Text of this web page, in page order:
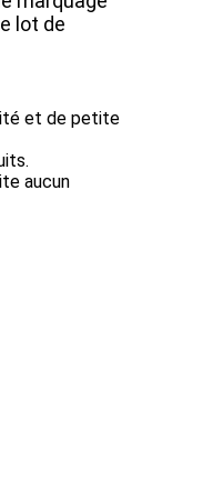
lot de
et de petite
aucun